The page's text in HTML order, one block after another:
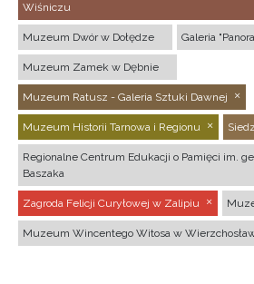
Wiśniczu
Muzeum Dwór w Dołędze Galeria
Muzeum Zamek w Dębnie
Muzeum Ratusz - Galeria Sztuki Dawnej
Muzeum Historii Tarnowa i Regionu
Regionalne Centrum Edukacji o Pamięci im.
Baszaka
Zagroda Felicji Curyłowej w Zalipiu
Muzeum Wincentego Witosa w